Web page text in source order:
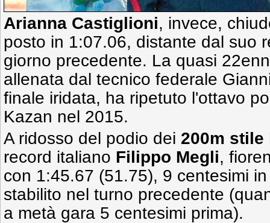
Arianna Castiglioni, invece,
posto in 1:07.06, distante dal suo
giorno precedente. La quasi
allenata dal tecnico federale
finale iridata, ha ripetuto l'ottavo
Kazan nel 2015.
A ridosso del podio dei 200m stile
record italiano Filippo Megli,
con 1:45.67 (51.75), 9 centesimi
stabilito nel turno precedente
a metà gara 5 centesimi prima).